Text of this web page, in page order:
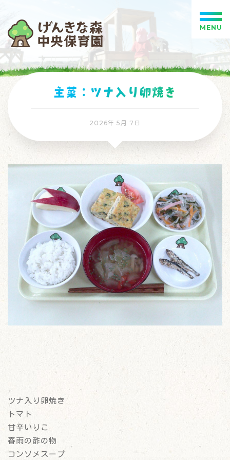
主菜：ツナ入り卵焼き
2026年 5月 7日
ツナ入り卵焼き
トマト
甘辛いりこ
春雨の酢の物
コンソメスープ
MENU